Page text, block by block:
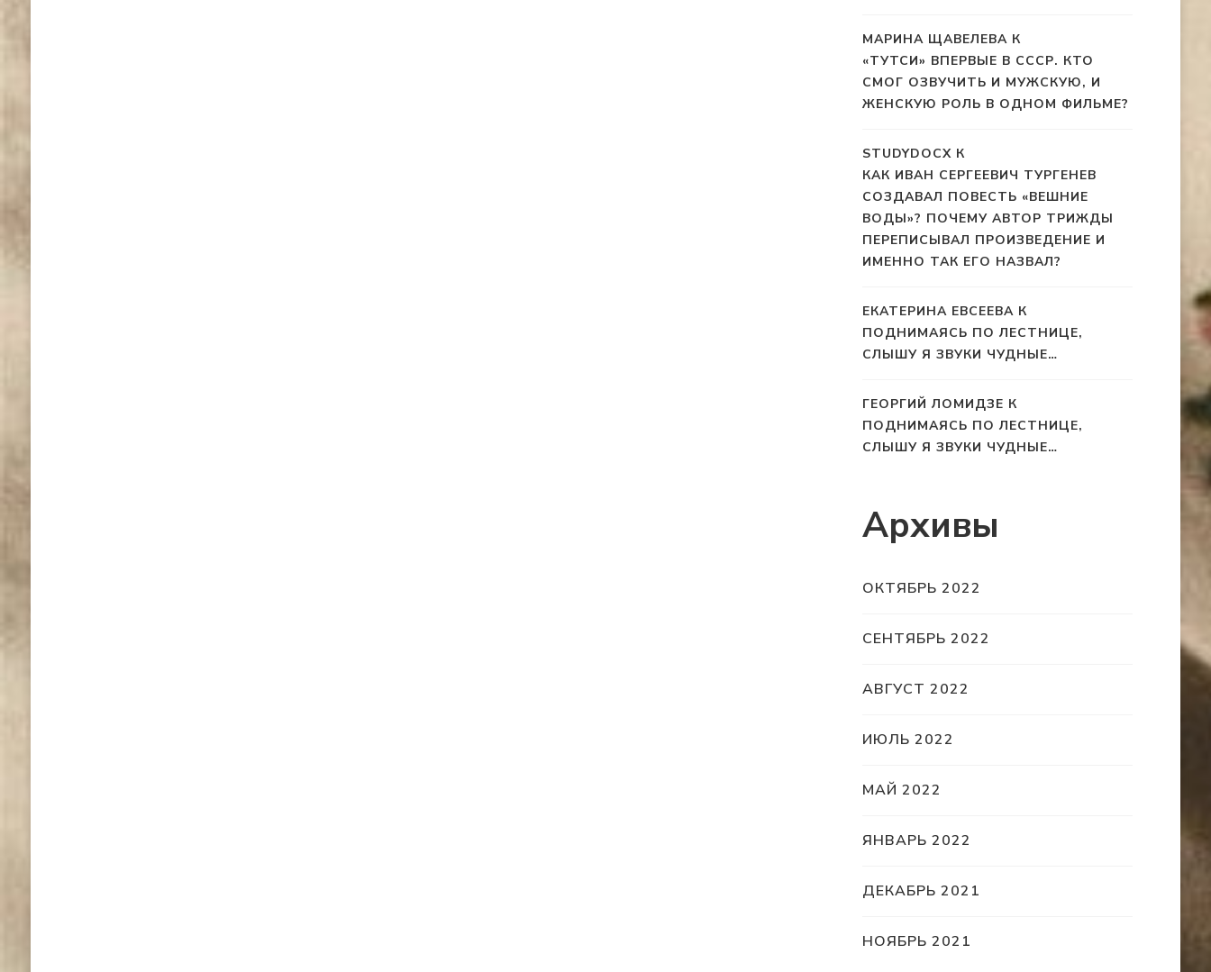
МАРИНА ЩАВЕЛЕВАК
«ТУТСИ» ВПЕРВЫЕ В СССР. КТО
СМОГ ОЗВУЧИТЬ И МУЖСКУЮ, И
ЖЕНСКУЮ РОЛЬ В ОДНОМ ФИЛЬМЕ?
STUDYDOCXК
КАК ИВАН СЕРГЕЕВИЧ ТУРГЕНЕВ
СОЗДАВАЛ ПОВЕСТЬ «ВЕШНИЕ
ВОДЫ»? ПОЧЕМУ АВТОР ТРИЖДЫ
ПЕРЕПИСЫВАЛ ПРОИЗВЕДЕНИЕ И
ИМЕННО ТАК ЕГО НАЗВАЛ?
ЕКАТЕРИНА ЕВСЕЕВАК
ПОДНИМАЯСЬ ПО ЛЕСТНИЦЕ,
СЛЫШУ Я ЗВУКИ ЧУДНЫЕ…
ГЕОРГИЙ ЛОМИДЗЕ К
ПОДНИМАЯСЬ ПО ЛЕСТНИЦЕ,
СЛЫШУ Я ЗВУКИ ЧУДНЫЕ…
Архивы
ОКТЯБРЬ 2022
СЕНТЯБРЬ 2022
АВГУСТ 2022
ИЮЛЬ 2022
МАЙ 2022
ЯНВАРЬ 2022
ДЕКАБРЬ 2021
НОЯБРЬ 2021